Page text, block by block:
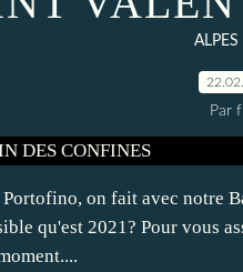
Par
on fait avec notre
qu'est 2021? Pour vous